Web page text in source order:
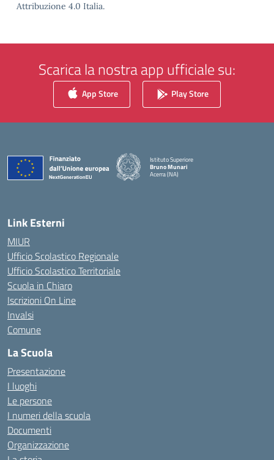
Attribuzione 4.0 Italia.
Scarica la nostra app ufficiale su:
App Store Play Store
Istituto Superiore
Bruno Munari
Acerra (NA)
Link Esterni
MIUR
Ufficio Scolastico Regionale
Ufficio Scolastico Territoriale
Scuola in Chiaro
Iscrizioni On Line
Invalsi
Comune
La Scuola
Presentazione
I luoghi
Le persone
I numeri della scuola
Documenti
Organizzazione